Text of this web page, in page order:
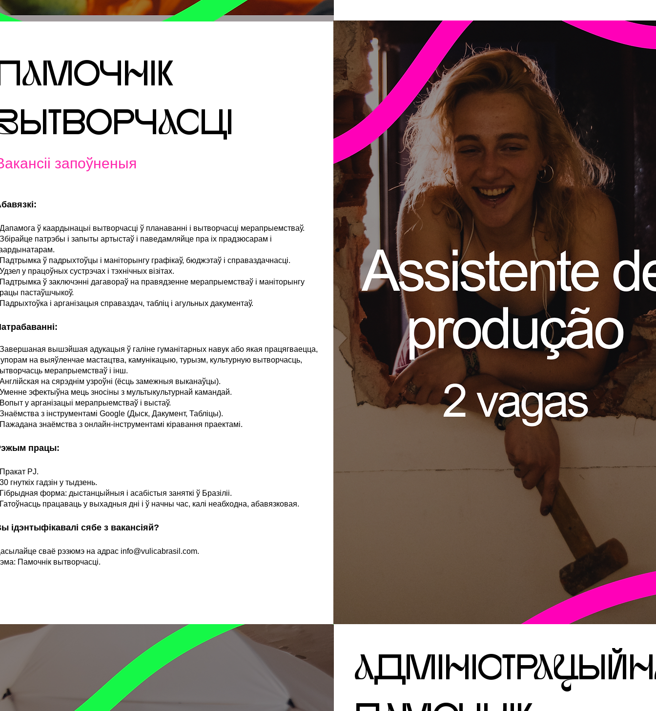
запоўненыя
ў каардынацыі вытворчасці ў планаванні і вытворчасці мерапрыемстваў.
патрэбы і запыты артыстаў і паведамляйце пра іх прадзюсарам і
ў падрыхтоўцы і маніторынгу графікаў, бюджэтаў і справаздачнасці.
у працоўных сустрэчах і тэхнічных візітах.
ў заключэнні дагавораў на правядзенне мерапрыемстваў і маніторынгу
пастаўшчыкоў.
і арганізацыя справаздач, табліц і агульных дакументаў.
Завершаная вышэйшая адукацыя ў галіне гуманітарных навук або якая працягваецца,
упорам на выяўленчае мастацтва, камунікацыю, турызм, культурную вытворчасць,
мерапрыемстваў і інш.
Англійская на сярэднім узроўні (ёсць замежныя выканаўцы).
Уменне эфектыўна мець зносіны з мультыкультурнай камандай.
у арганізацыі мерапрыемстваў і выстаў.
з інструментамі Google (Дыск, Дакумент, Табліцы).
знаёмства з онлайн-інструментамі кіравання праектамі.
працы:
PJ.
гнуткіх гадзін у тыдзень.
форма: дыстанцыйныя і асабістыя заняткі ў Бразіліі.
працаваць у выхадныя дні і ў начны час, калі неабходна, абавязковая.
ідэнтыфікавалі сябе з вакансіяй?
сваё рэзюмэ на адрас info@vulicabrasil.com.
Памочнік вытворчасці.